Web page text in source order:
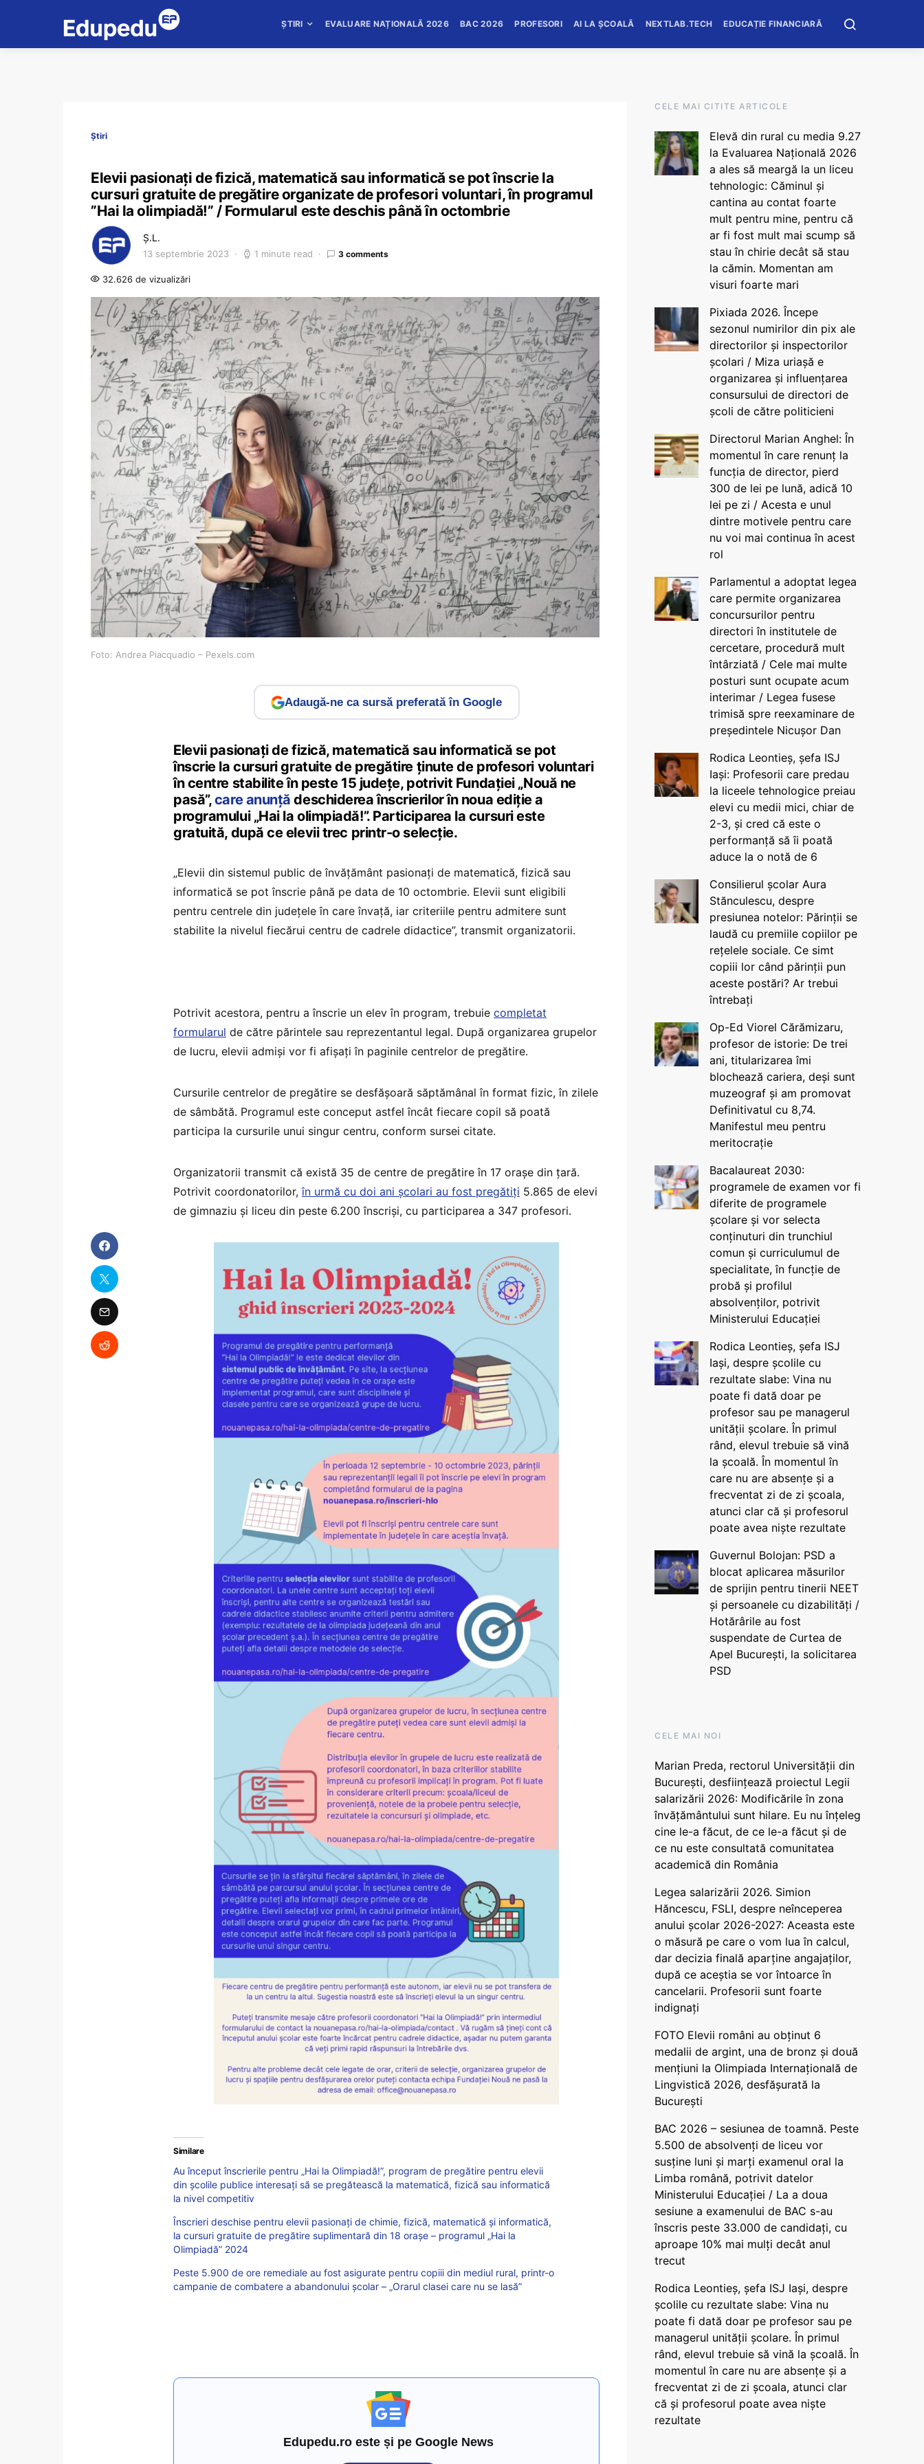
ȘTIRI EVALUARE NAȚIONALĂ 2026 BAC 2026 PROFESORI AI LA ȘCOALĂ NEXTLAB.TECH EDUCAȚIE FINANCIARĂ
Știri
Elevii pasionați de fizică, matematică sau informatică se pot înscrie la
cursuri gratuite de pregătire organizate de profesori voluntari, în programul
”Hai la olimpiadă!” / Formularul este deschis până în octombrie
Ș.L.
13 septembrie 2023 1 minute read 3 comments
32.626 de vizualizări
Foto: Andrea Piacquadio – Pexels.com
Adaugă-ne ca sursă preferată în Google
Elevii pasionați de fizică, matematică sau informatică se pot
înscrie la cursuri gratuite de pregătire ținute de profesori voluntari
în centre stabilite în peste 15 județe, potrivit Fundației „Nouă ne
pasă”,care anunță deschiderea înscrierilor în noua ediție a
programului „Hai la olimpiadă!”. Participarea la cursuri este
gratuită, după ce elevii trec printr-o selecție.
„Elevii din sistemul public de învățământ pasionați de matematică, fizică sau
informatică se pot înscrie până pe data de 10 octombrie. Elevii sunt eligibili
pentru centrele din județele în care învață, iar criteriile pentru admitere sunt
stabilite la nivelul fiecărui centru de cadrele didactice”, transmit organizatorii.
Potrivit acestora, pentru a înscrie un elev în program, trebuie completat
formularul de către părintele sau reprezentantul legal. După organizarea grupelor
de lucru, elevii admiși vor fi afişați în paginile centrelor de pregătire.
Cursurile centrelor de pregătire se desfășoară săptămânal în format fizic, în zilele
de sâmbătă. Programul este conceput astfel încât fiecare copil să poată
participa la cursurile unui singur centru, conform sursei citate.
Organizatorii transmit că există 35 de centre de pregătire în 17 orașe din țară.
Potrivit coordonatorilor,în urmă cu doi ani școlari au fost pregătiți 5.865 de elevi
de gimnaziu și liceu din peste 6.200 înscriși, cu participarea a 347 profesori.
Similare
Au început înscrierile pentru „Hai la Olimpiadă!”, program de pregătire pentru elevii
din școlile publice interesați să se pregătească la matematică, fizică sau informatică
la nivel competitiv
Înscrieri deschise pentru elevii pasionați de chimie, fizică, matematică și informatică,
la cursuri gratuite de pregătire suplimentară din 18 orașe – programul „Hai la
Olimpiadă” 2024
Peste 5.900 de ore remediale au fost asigurate pentru copiii din mediul rural, printr-o
campanie de combatere a abandonului școlar – „Orarul clasei care nu se lasă”
Edupedu.ro este și pe Google News
CELE MAI CITITE ARTICOLE
Elevă din rural cu media 9.27
la Evaluarea Națională 2026
a ales să meargă la un liceu
tehnologic: Căminul și
cantina au contat foarte
mult pentru mine, pentru că
ar fi fost mult mai scump să
stau în chirie decât să stau
la cămin. Momentan am
visuri foarte mari
Pixiada 2026. Începe
sezonul numirilor din pix ale
directorilor și inspectorilor
școlari / Miza uriașă e
organizarea și influențarea
consursului de directori de
școli de către politicieni
Directorul Marian Anghel: În
momentul în care renunț la
funcția de director, pierd
300 de lei pe lună, adică 10
lei pe zi / Acesta e unul
dintre motivele pentru care
nu voi mai continua în acest
rol
Parlamentul a adoptat legea
care permite organizarea
concursurilor pentru
directori în institutele de
cercetare, procedură mult
întârziată / Cele mai multe
posturi sunt ocupate acum
interimar / Legea fusese
trimisă spre reexaminare de
președintele Nicușor Dan
Rodica Leontieș, șefa ISJ
Iași: Profesorii care predau
la liceele tehnologice preiau
elevi cu medii mici, chiar de
2-3, și cred că este o
performanță să îi poată
aduce la o notă de 6
Consilierul școlar Aura
Stănculescu, despre
presiunea notelor: Părinții se
laudă cu premiile copiilor pe
rețelele sociale. Ce simt
copiii lor când părinții pun
aceste postări? Ar trebui
întrebați
Op-Ed Viorel Cărămizaru,
profesor de istorie: De trei
ani, titularizarea îmi
blochează cariera, deși sunt
muzeograf și am promovat
Definitivatul cu 8,74.
Manifestul meu pentru
meritocrație
Bacalaureat 2030:
programele de examen vor fi
diferite de programele
școlare și vor selecta
conținuturi din trunchiul
comun și curriculumul de
specialitate, în funcție de
probă și profilul
absolvenților, potrivit
Ministerului Educației
Rodica Leontieș, șefa ISJ
Iași, despre școlile cu
rezultate slabe: Vina nu
poate fi dată doar pe
profesor sau pe managerul
unității școlare. În primul
rând, elevul trebuie să vină
la școală. În momentul în
care nu are absențe și a
frecventat zi de zi școala,
atunci clar că și profesorul
poate avea niște rezultate
Guvernul Bolojan: PSD a
blocat aplicarea măsurilor
de sprijin pentru tinerii NEET
și persoanele cu dizabilități /
Hotărârile au fost
suspendate de Curtea de
Apel București, la solicitarea
PSD
CELE MAI NOI
Marian Preda, rectorul Universității din
București, desființează proiectul Legii
salarizării 2026: Modificările în zona
învățământului sunt hilare. Eu nu înțeleg
cine le-a făcut, de ce le-a făcut și de
ce nu este consultată comunitatea
academică din România
Legea salarizării 2026. Simion
Hăncescu, FSLI, despre neînceperea
anului școlar 2026-2027: Aceasta este
o măsură pe care o vom lua în calcul,
dar decizia finală aparține angajaților,
după ce aceștia se vor întoarce în
cancelarii. Profesorii sunt foarte
indignați
FOTO Elevii români au obținut 6
medalii de argint, una de bronz și două
mențiuni la Olimpiada Internațională de
Lingvistică 2026, desfășurată la
București
BAC 2026 – sesiunea de toamnă. Peste
5.500 de absolvenți de liceu vor
susține luni și marți examenul oral la
Limba română, potrivit datelor
Ministerului Educației / La a doua
sesiune a examenului de BAC s-au
înscris peste 33.000 de candidați, cu
aproape 10% mai mulți decât anul
trecut
Rodica Leontieș, șefa ISJ Iași, despre
școlile cu rezultate slabe: Vina nu
poate fi dată doar pe profesor sau pe
managerul unității școlare. În primul
rând, elevul trebuie să vină la școală. În
momentul în care nu are absențe și a
frecventat zi de zi școala, atunci clar
că și profesorul poate avea niște
rezultate